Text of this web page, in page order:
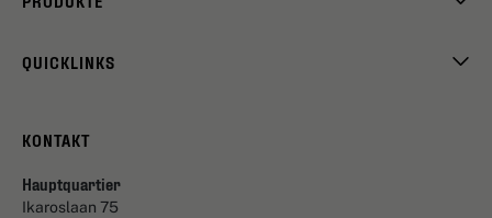
QUICKLINKS
KONTAKT
Hauptquartier
Ikaroslaan 75